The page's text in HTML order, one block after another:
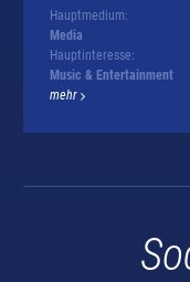
Hauptmedium:
Media
Hauptinteresse:
Music & Entertainment
mehr